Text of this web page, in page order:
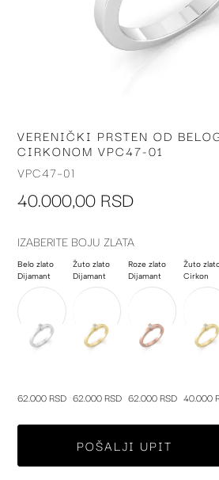
Skip
to
the
of
gallery
VERENIČKI PRSTEN OD
CIRKONOM VPC47-01
VPC47-01
40.000,00 RSD
IZABERITE BOJU ZLATA
Belo zlato
Dijamant
62.000 RSD
Žuto zlato
Dijamant
62.000 RSD
Roze zlato
Dijamant
62.000 RSD
Žuto
Cirkon
40.000
POŠALJI UPIT